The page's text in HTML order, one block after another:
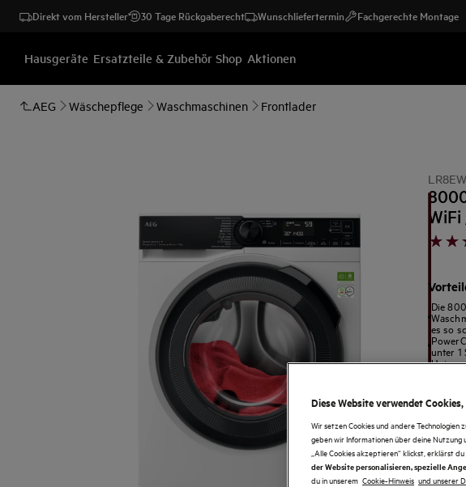
Direkt vom Hersteller 30 Tage Rückgaberecht Wunschliefertermin Fachgerechte Montage
Hausgeräte Ersatzteile & Zubehör Shop Aktionen
AEG Wäschepflege Waschmaschinen Frontlader
Die
es so
unter 1
Services
Diese Website verwendet
Wir setzen Cookies und andere
geben wir Informationen über deine
„Alle Cookies akzeptieren“ klickst, erklärst
der Website personalisieren, spezielle
du in unserem Cookie-Hinweis und unserer